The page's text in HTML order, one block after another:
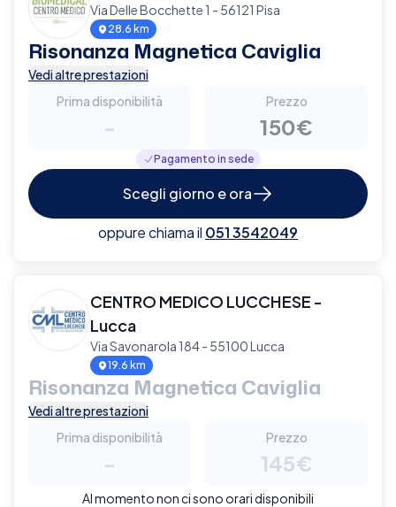
Via Delle Bocchette 1 - 56121 Pisa
28.6 km
Risonanza Magnetica Caviglia
Vedi altre prestazioni
Prima disponibilità
-
Prezzo
150€
Pagamento in sede
Scegli giorno e ora
oppure chiama il 051 3542049
CENTRO MEDICO LUCCHESE -
Lucca
Via Savonarola 184 - 55100 Lucca
19.6 km
Risonanza Magnetica Caviglia
Vedi altre prestazioni
Prima disponibilità
-
Prezzo
145€
Al momento non ci sono orari disponibili